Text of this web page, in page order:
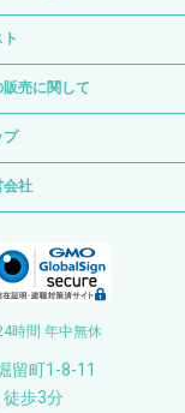
売に関して
プ
会社
時間 年中無休
留町1-8-11
徒歩3分